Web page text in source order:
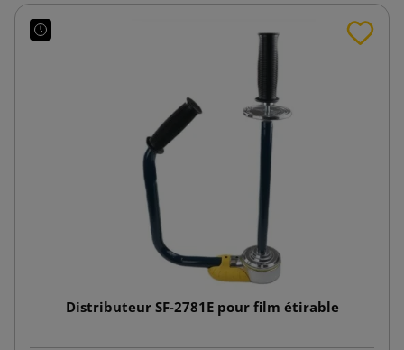
Distributeur SF-2781E pour film étirable